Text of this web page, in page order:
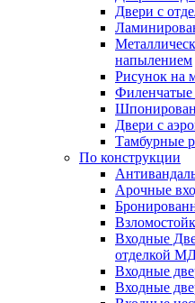
Двери с
напылением
Рисунок на
Филенчатые
Двери с
Тамбурные
По конструкции
Арочные
Входные
отделкой
Входные
Входные